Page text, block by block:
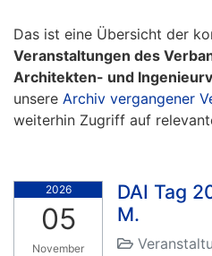
Das ist eine Übersicht der
Veranstaltungen des
Architekten- und
unsere Archiv vergangener
weiterhin Zugriff auf
2026
05
November
DAI Tag
M.